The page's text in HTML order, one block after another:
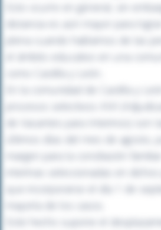
Esto ocurre en general, sin
distancia es aún mayor para
plena cuando hablamos de las
el ámbito educativo en una
En la comunidad de Castilla y
procesos selectivos AIVI
de Vacantes para Interinos) son
últimos días del mes de agosto,
margen para la conciliación
interinas seleccionadas en
que incorporarse el día 1 de
mayoría de los casos.
Este hecho supone el